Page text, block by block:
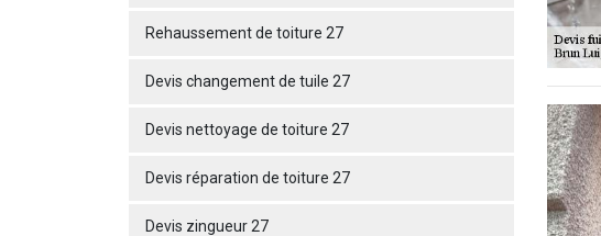
Rehaussement de toiture 27
Devis changement de tuile 27
Devis nettoyage de toiture 27
Devis réparation de toiture 27
Devis zingueur 27